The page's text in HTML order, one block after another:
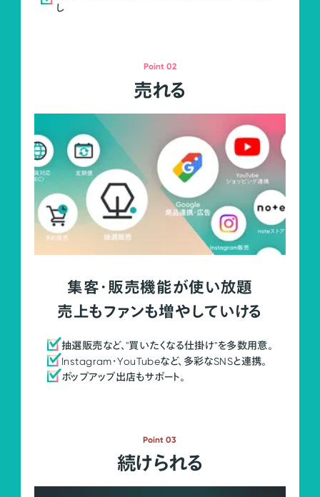
し
Point 02
売れる
集客・販売機能が使い放題
売上もファンも増やしていける
抽選販売など、"買いたくなる仕掛け"を多数用意。
Instagram・YouTubeなど、多彩なSNSと連携。
ポップアップ出店もサポート。
Point 03
続けられる